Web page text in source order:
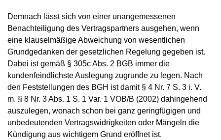
Demnach lässt sich von einer unangemessenen
Benachteiligung des Vertragspartners ausgehen, wenn
eine klauselmäßige Abweichung von wesentlichen
Grundgedanken der gesetzlichen Regelung gegeben ist.
Dabei ist gemäß § 305c Abs. 2 BGB immer die
kundenfeindlichste Auslegung zugrunde zu legen. Nach
den Feststellungen des BGH ist damit § 4 Nr. 7 S. 3 i. V.
m. § 8 Nr. 3 Abs. 1 S. 1 Var. 1 VOB/B (2002) dahingehend
auszulegen, wonach schon bei ganz geringfügigen und
unbedeutenden Vertragswidrigkeiten oder Mängeln die
Kündigung aus wichtigem Grund eröffnet ist.